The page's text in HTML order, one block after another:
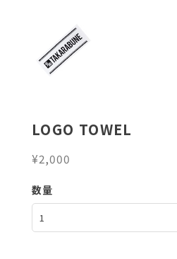
LOGO TOWEL
¥2,000
数量